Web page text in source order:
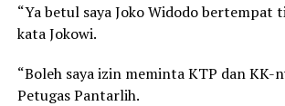
“Ya betul saya Joko Widodo bertempat
kata Jokowi.
“Boleh saya izin meminta KTP dan KK-
Petugas Pantarlih.